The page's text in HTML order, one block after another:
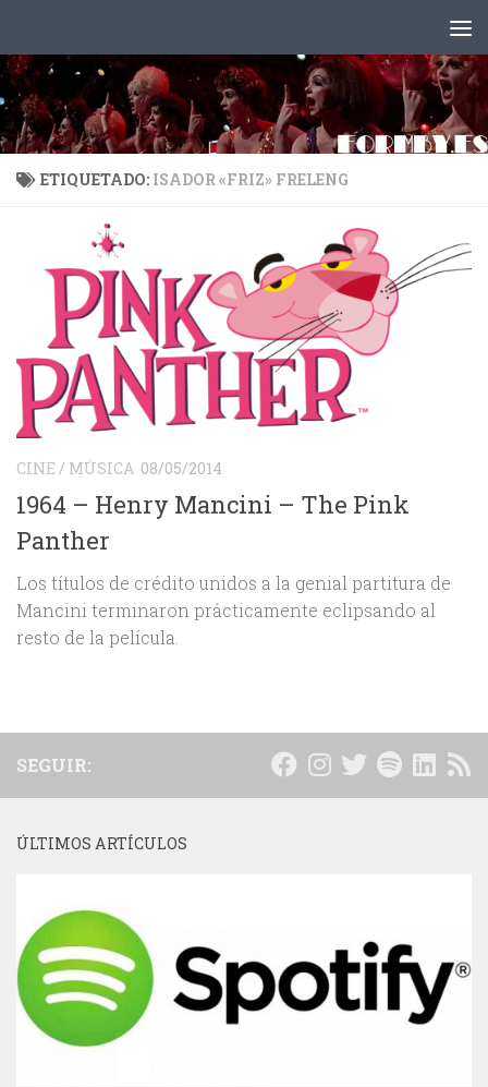
ETIQUETADO: ISADOR «FRIZ» FRELENG
CINE / MÚSICA 08/05/2014
1964 – Henry Mancini – The Pink
Panther
Los títulos de crédito unidos a la genial partitura de
Mancini terminaron prácticamente eclipsando al
resto de la película.
SEGUIR:
ÚLTIMOS ARTÍCULOS